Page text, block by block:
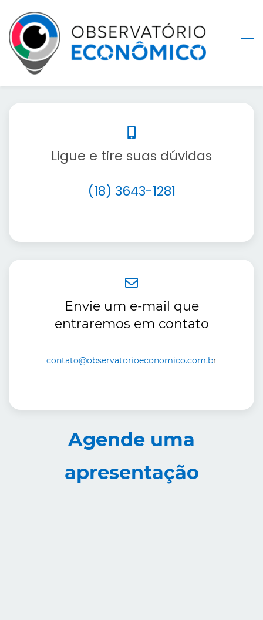
main
content
Ligue e tire suas dúvidas
(18) 3643-1281
Envie um e-mail que
entraremos em contato
contato@observatorioeconomico.com.br
Agende uma
apresentação